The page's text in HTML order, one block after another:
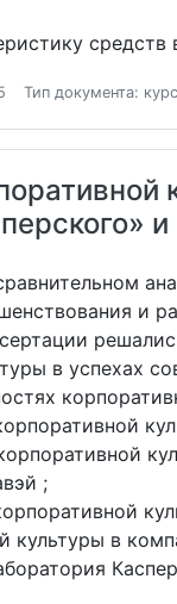
Тип документа:
и
в успехах
;
культуры в